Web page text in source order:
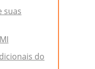
suas
do